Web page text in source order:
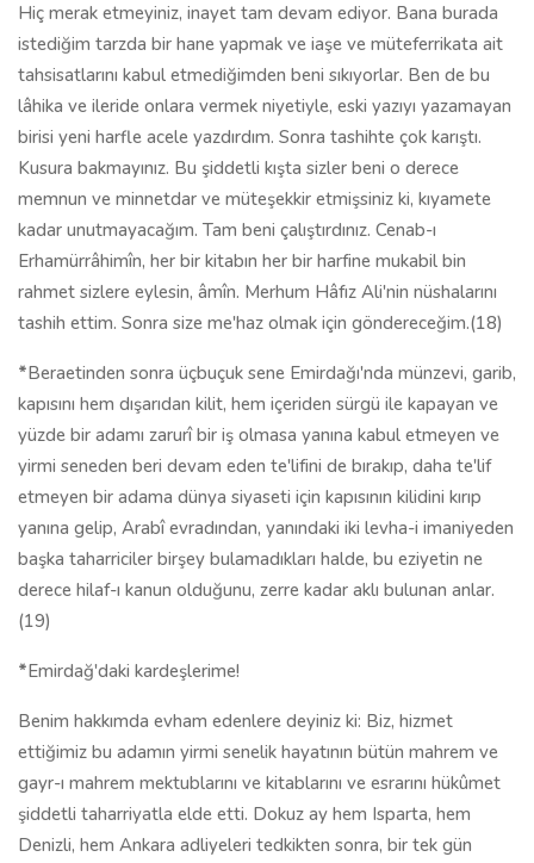
Hiç merak etmeyiniz, inayet tam devam ediyor. Bana burada
istediğim tarzda bir hane yapmak ve iaşe ve müteferrikata ait
tahsisatlarını kabul etmediğimden beni sıkıyorlar. Ben de bu
lâhika ve ileride onlara vermek niyetiyle, eski yazıyı yazamayan
birisi yeni harfle acele yazdırdım. Sonra tashihte çok karıştı.
Kusura bakmayınız. Bu şiddetli kışta sizler beni o derece
memnun ve minnetdar ve müteşekkir etmişsiniz ki, kıyamete
kadar unutmayacağım. Tam beni çalıştırdınız. Cenab-ı
Erhamürrâhimîn, her bir kitabın her bir harfine mukabil bin
rahmet sizlere eylesin, âmîn. Merhum Hâfız Ali'nin nüshalarını
tashih ettim. Sonra size me'haz olmak için göndereceğim.(18)
*Beraetinden sonra üçbuçuk sene Emirdağı'nda münzevi, garib,
kapısını hem dışarıdan kilit, hem içeriden sürgü ile kapayan ve
yüzde bir adamı zarurî bir iş olmasa yanına kabul etmeyen ve
yirmi seneden beri devam eden te'lifini de bırakıp, daha te'lif
etmeyen bir adama dünya siyaseti için kapısının kilidini kırıp
yanına gelip, Arabî evradından, yanındaki iki levha-i imaniyeden
başka taharriciler birşey bulamadıkları halde, bu eziyetin ne
derece hilaf-ı kanun olduğunu, zerre kadar aklı bulunan anlar.
(19)
*Emirdağ'daki kardeşlerime!
Benim hakkımda evham edenlere deyiniz ki: Biz, hizmet
ettiğimiz bu adamın yirmi senelik hayatının bütün mahrem ve
gayr-ı mahrem mektublarını ve kitablarını ve esrarını hükûmet
şiddetli taharriyatla elde etti. Dokuz ay hem Isparta, hem
Denizli, hem Ankara adliyeleri tedkikten sonra, bir tek gün